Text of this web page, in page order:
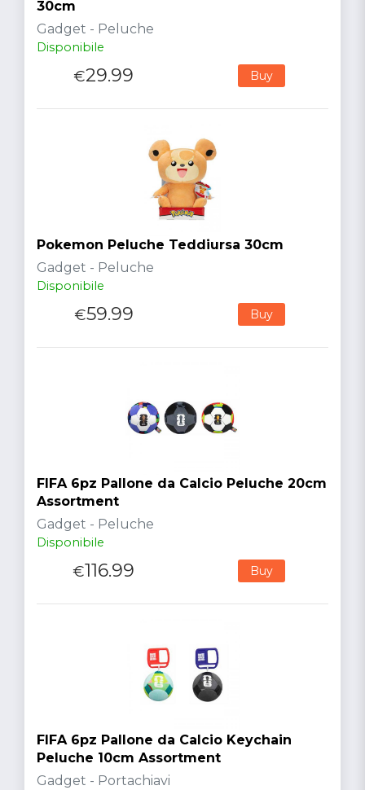
30cm
Gadget - Peluche
Disponibile
€29.99 Buy
Pokemon Peluche Teddiursa 30cm
Gadget - Peluche
Disponibile
€59.99 Buy
FIFA 6pz Pallone da Calcio Peluche 20cm
Assortment
Gadget - Peluche
Disponibile
€116.99 Buy
FIFA 6pz Pallone da Calcio Keychain
Peluche 10cm Assortment
Gadget - Portachiavi